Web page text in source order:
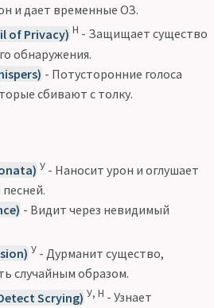
и дает временные ОЗ.
of Privacy) Н - Защищает существо
обнаружения.
- Потусторонние голоса
сбивают с толку.
У - Наносит урон и оглушает
- Видит через невидимый
У - Дурманит существо,
случайным образом.
Scrying) У, Н - Узнает